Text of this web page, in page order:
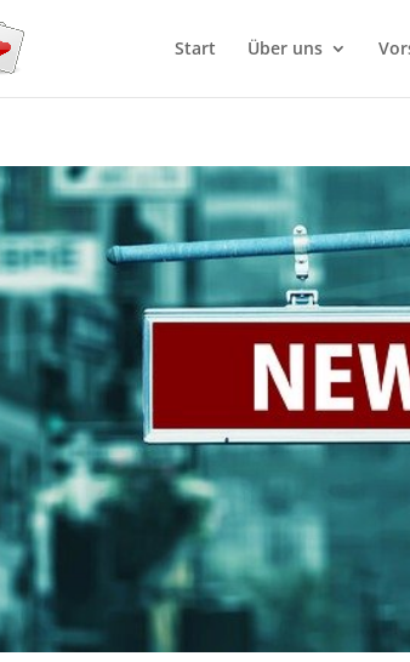
Start Über uns